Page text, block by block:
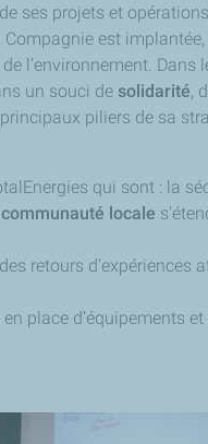
ses projets et
est implantée,
l’environnement. Dans
un souci de solidarité,
piliers de sa
qui sont : la
locale
retours d'expériences
place d’équipements et